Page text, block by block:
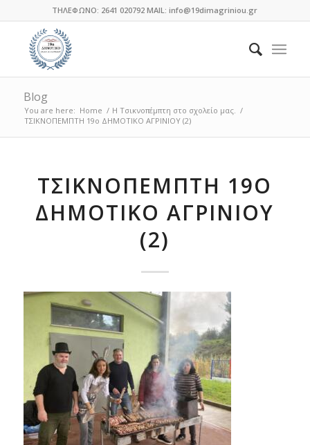
ΤΗΛΕΦΩΝΟ: 2641 020792 MAIL: info@19dimagriniou.gr
Blog
You are here: Home / Η Τσικνοπέμπτη στο σχολείο μας. /
ΤΣΙΚΝΟΠΕΜΠΤΗ 19ο ΔΗΜΟΤΙΚΟ ΑΓΡΙΝΙΟΥ (2)
ΤΣΙΚΝΟΠΕΜΠΤΗ 19Ο
ΔΗΜΟΤΙΚΟ ΑΓΡΙΝΙΟΥ
(2)